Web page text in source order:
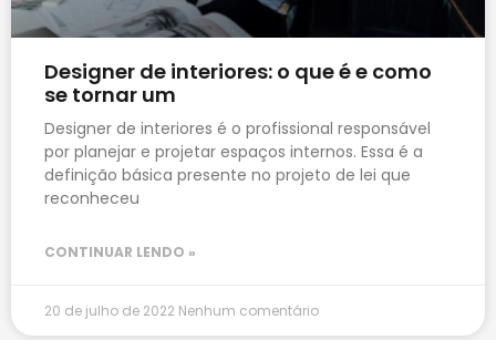
Designer de interiores: o que é e como
se tornar um
Designer de interiores é o profissional responsável
por planejar e projetar espaços internos. Essa é a
definição básica presente no projeto de lei que
reconheceu
CONTINUAR LENDO »
20 de julho de 2022 Nenhum comentário